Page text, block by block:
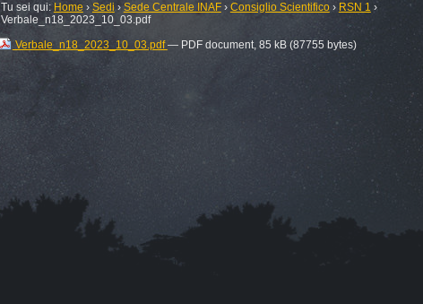
Tu sei qui: Home › Sedi › Sede Centrale INAF › Consiglio Scientifico › RSN 1 ›
Verbale_n18_2023_10_03.pdf
Verbale_n18_2023_10_03.pdf— PDF document, 85 kB (87755 bytes)